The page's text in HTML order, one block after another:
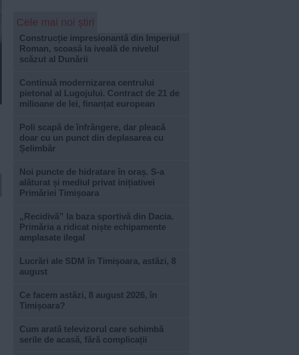
Cele mai noi știri
Construcție impresionantă din Imperiul
Roman, scoasă la iveală de nivelul
scăzut al Dunării
Continuă modernizarea centrului
pietonal al Lugojului. Contract de 21 de
milioane de lei, finanțat european
Poli scapă de înfrângere, dar pleacă
doar cu un punct din deplasarea cu
Șelimbăr
Noi puncte de hidratare în oraș. S-a
alăturat și mediul privat inițiativei
Primăriei Timișoara
„Recidivă” la baza sportivă din Dacia.
Primăria a ridicat niște echipamente
amplasate ilegal
Lucrări ale SDM în Timișoara, astăzi, 8
august
Ce facem astăzi, 8 august 2026, în
Timișoara?
Cum arată televizorul care schimbă
serile de acasă, fără complicații